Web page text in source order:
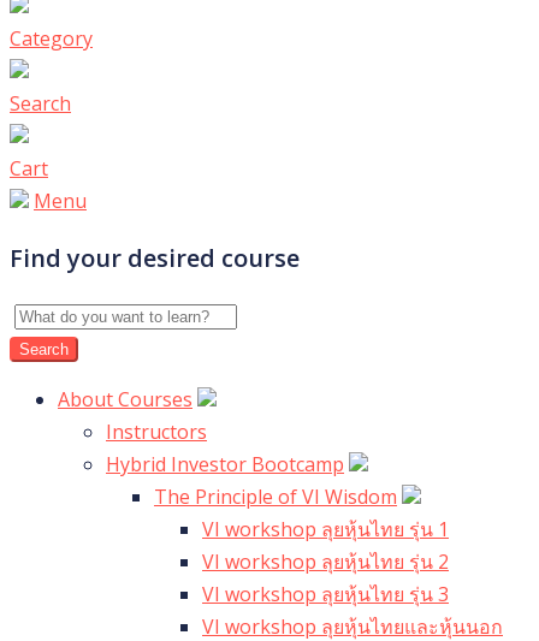
Category
Search
Cart
Menu
Find your desired course
About Courses
Instructors
Hybrid Investor Bootcamp
The Principle of VI Wisdom
VI workshop ลุยหุ้นไทย รุ่น 1
VI workshop ลุยหุ้นไทย รุ่น 2
VI workshop ลุยหุ้นไทย รุ่น 3
VI workshop ลุยหุ้นไทยและหุ้นนอก